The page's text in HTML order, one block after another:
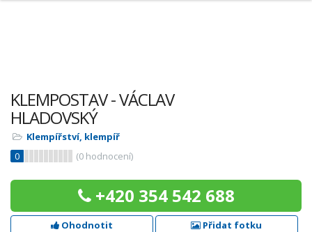
KLEMPOSTAV - VÁCLAV
HLADOVSKÝ
Klempířství, klempíř
0
(0 hodnocení)
+420 354 542 688
Ohodnotit
Přidat fotku